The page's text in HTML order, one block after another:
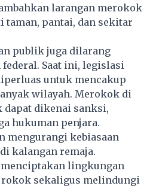
larangan merokok
taman, pantai, dan sekitar
publik juga dilarang
Saat ini, legislasi
untuk mencakup
wilayah. Merokok di
dapat dikenai sanksi,
hukuman penjara.
mengurangi kebiasaan
kalangan remaja.
lingkungan
rokok sekaligus melindungi